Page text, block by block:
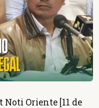
Noti Oriente [11 de